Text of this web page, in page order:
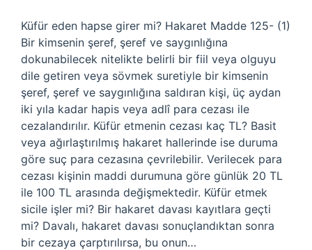
Küfür eden hapse girer mi? Hakaret Madde 125- (1)
Bir kimsenin şeref, şeref ve saygınlığına
dokunabilecek nitelikte belirli bir fiil veya olguyu
dile getiren veya sövmek suretiyle bir kimsenin
şeref, şeref ve saygınlığına saldıran kişi, üç aydan
iki yıla kadar hapis veya adlî para cezası ile
cezalandırılır. Küfür etmenin cezası kaç TL? Basit
veya ağırlaştırılmış hakaret hallerinde ise duruma
göre suç para cezasına çevrilebilir. Verilecek para
cezası kişinin maddi durumuna göre günlük 20 TL
ile 100 TL arasında değişmektedir. Küfür etmek
sicile işler mi? Bir hakaret davası kayıtlara geçti
mi? Davalı, hakaret davası sonuçlandıktan sonra
bir cezaya çarptırılırsa, bu onun…